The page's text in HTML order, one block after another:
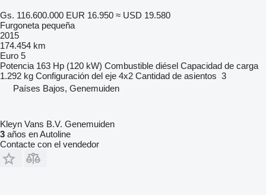
Gs. 116.600.000 EUR 16.950 ≈ USD 19.580
Furgoneta pequeña
2015
174.454 km
Euro 5
Potencia 163 Hp (120 kW) Combustible diésel Capacidad de carga
1.292 kg Configuración del eje 4x2 Cantidad de asientos 3
Países Bajos, Genemuiden
Kleyn Vans B.V. Genemuiden
3 años en Autoline
Contacte con el vendedor